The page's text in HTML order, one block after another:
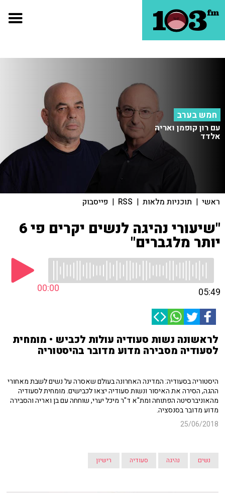
חמש בערב
עם רון קופמן ואריה
אלדד
ראשי | תוכניות מלאות |
RSS
| פייסבוק
"שיעורי נהיגה לנשים יקרים פי 6
יותר מלגברים"
00:00 05:49
לראשונה נשות סעודיה עולות לכביש • מומחית
לסעודיה מסבירה מדוע מדובר בהיסטוריה
היסטוריה בסעודיה: המדינה האחרונה בעולם שאסרה על נשים לשבת מאחורי
ההגה, הסירה את האיסור ונשות סעודיה יצאו לכבישים. מומחית לסעודיה
מהאוניברסיטה הפתוחה ומת"א ד"ר מיכל יערי, שוחחה עם בן ואריה והסבירה
מדוע מדובר בסנסציה.
25/06/2018
נשים נהיגה סעודיה רישיון